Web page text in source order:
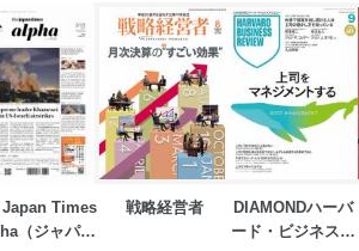
提携
委託
ビス
の
購入商品配送のため
提携企業及びお客様がご購入され
た商品の発売元企業からのｅメー
ル等による商品、
サービス、キャンペーン等の広告
に関するご案内のため
ウン
当社のサービス利用状況の把握お
よびその分析のため
お問い合わせ対応、トラブル対
処、オペレーター教育など応対品
Times
（ジャパン
戦略経営者
DIAMONDハーバ
ード・ビジネス・